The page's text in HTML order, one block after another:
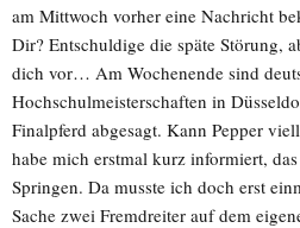
am Mittwoch vorher eine Nachricht
Dir? Entschuldige die späte Störung,
dich vor… Am Wochenende sind
Hochschulmeisterschaften in
Finalpferd abgesagt. Kann Pepper
habe mich erstmal kurz informiert,
Springen. Da musste ich doch erst
Sache zwei Fremdreiter auf dem